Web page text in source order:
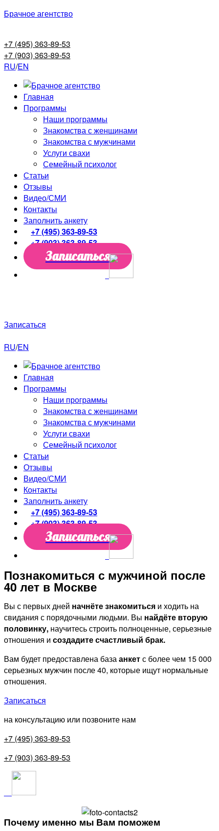
Брачное агентство
+7 (495) 363-89-53
+7 (903) 363-89-53
RU/EN
Главная
Программы
Наши программы
Знакомства с женщинами
Знакомства с мужчинами
Услуги свахи
Семейный психолог
Статьи
Отзывы
Видео/СМИ
Контакты
Заполнить анкету
+7 (495) 363-89-53
+7 (903) 363-89-53
Записаться
Записаться
RU/EN
Главная
Программы
Наши программы
Знакомства с женщинами
Знакомства с мужчинами
Услуги свахи
Семейный психолог
Статьи
Отзывы
Видео/СМИ
Контакты
Заполнить анкету
+7 (495) 363-89-53
+7 (903) 363-89-53
Записаться
Познакомиться с мужчиной после
40 лет в Москве
Вы с первых дней начнёте знакомиться и ходить на
свидания с порядочными людьми. Вы найдёте вторую
половинку, научитесь строить полноценные, серьезные
отношения и создадите счастливый брак.
Вам будет предоставлена базаанкетс более чем 15 000
серьезных мужчин после 40, которые ищут нормальные
отношения.
Записаться
на консультацию или позвоните нам
+7 (495) 363-89-53
+7 (903) 363-89-53
Почему именно мы Вам поможем